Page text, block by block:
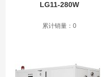
LG11-280W
累计销量：0